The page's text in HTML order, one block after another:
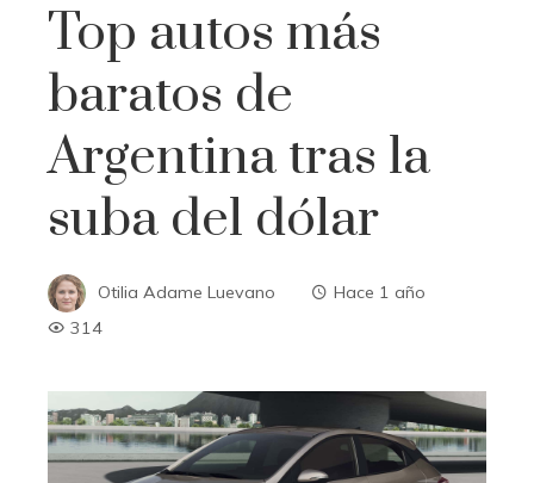
Top autos más
baratos de
Argentina tras la
suba del dólar
Otilia Adame Luevano
Hace 1 año
314